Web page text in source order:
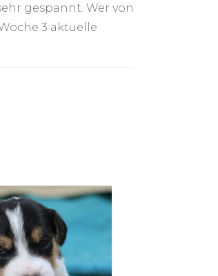
gespannt. Wer von
3 aktuelle